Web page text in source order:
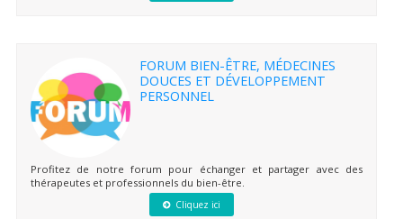
FORUM BIEN-ÊTRE, MÉDECINES
DOUCES ET DÉVELOPPEMENT
PERSONNEL
Profitez de notre forum pour échanger et partager avec des
thérapeutes et professionnels du bien-être.
Cliquez ici